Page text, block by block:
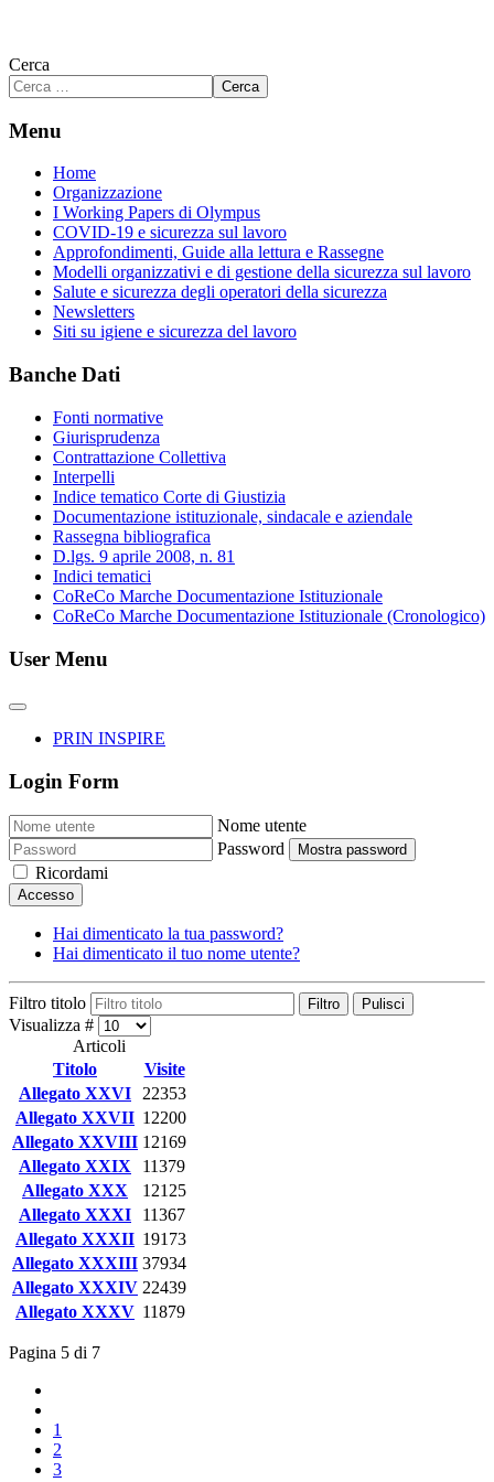
Cerca
Cerca
Menu
Home
Organizzazione
I Working Papers di Olympus
COVID-19 e sicurezza sul lavoro
Approfondimenti, Guide alla lettura e Rassegne
Modelli organizzativi e di gestione della sicurezza sul lavoro
Salute e sicurezza degli operatori della sicurezza
Newsletters
Siti su igiene e sicurezza del lavoro
Banche Dati
Fonti normative
Giurisprudenza
Contrattazione Collettiva
Interpelli
Indice tematico Corte di Giustizia
Documentazione istituzionale, sindacale e aziendale
Rassegna bibliografica
D.lgs. 9 aprile 2008, n. 81
Indici tematici
CoReCo Marche Documentazione Istituzionale
CoReCo Marche Documentazione Istituzionale (Cronologico)
User Menu
PRIN INSPIRE
Login Form
Nome utente
Password
Mostra password
Ricordami
Accesso
Hai dimenticato la tua password?
Hai dimenticato il tuo nome utente?
Filtro titolo Filtro Pulisci
Visualizza #
Articoli
Titolo
Visite
Allegato XXVI
22353
Allegato XXVII 12200
Allegato XXVIII 12169
Allegato XXIX
11379
Allegato XXX
12125
Allegato XXXI
11367
Allegato XXXII 19173
Allegato XXXIII 37934
Allegato XXXIV 22439
Allegato XXXV 11879
Pagina 5 di 7
1
2
3